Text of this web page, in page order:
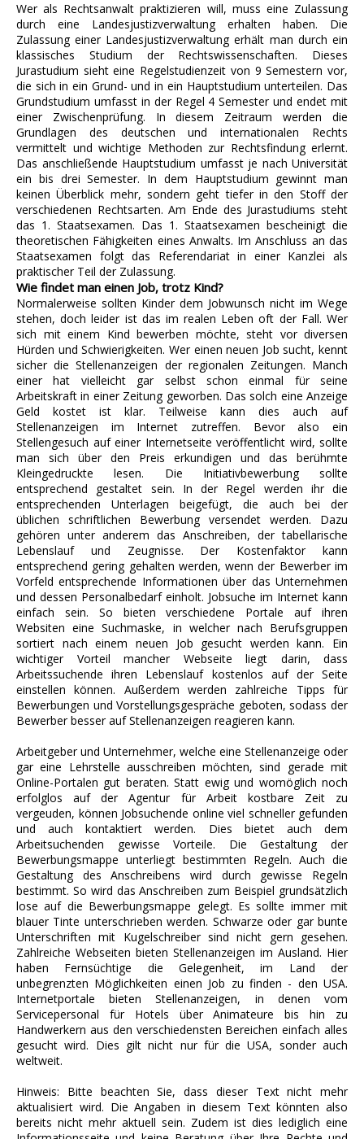
Wer als Rechtsanwalt praktizieren will, muss eine Zulassung
durch eine Landesjustizverwaltung erhalten haben. Die
Zulassung einer Landesjustizverwaltung erhält man durch ein
klassisches Studium der Rechtswissenschaften. Dieses
Jurastudium sieht eine Regelstudienzeit von 9 Semestern vor,
die sich in ein Grund- und in ein Hauptstudium unterteilen. Das
Grundstudium umfasst in der Regel 4 Semester und endet mit
einer Zwischenprüfung. In diesem Zeitraum werden die
Grundlagen des deutschen und internationalen Rechts
vermittelt und wichtige Methoden zur Rechtsfindung erlernt.
Das anschließende Hauptstudium umfasst je nach Universität
ein bis drei Semester. In dem Hauptstudium gewinnt man
keinen Überblick mehr, sondern geht tiefer in den Stoff der
verschiedenen Rechtsarten. Am Ende des Jurastudiums steht
das 1. Staatsexamen. Das 1. Staatsexamen bescheinigt die
theoretischen Fähigkeiten eines Anwalts. Im Anschluss an das
Staatsexamen folgt das Referendariat in einer Kanzlei als
praktischer Teil der Zulassung.
Wie findet man einen Job, trotz Kind?
Normalerweise sollten Kinder dem Jobwunsch nicht im Wege
stehen, doch leider ist das im realen Leben oft der Fall. Wer
sich mit einem Kind bewerben möchte, steht vor diversen
Hürden und Schwierigkeiten. Wer einen neuen Job sucht, kennt
sicher die Stellenanzeigen der regionalen Zeitungen. Manch
einer hat vielleicht gar selbst schon einmal für seine
Arbeitskraft in einer Zeitung geworben. Das solch eine Anzeige
Geld kostet ist klar. Teilweise kann dies auch auf
Stellenanzeigen im Internet zutreffen. Bevor also ein
Stellengesuch auf einer Internetseite veröffentlicht wird, sollte
man sich über den Preis erkundigen und das berühmte
Kleingedruckte lesen. Die Initiativbewerbung sollte
entsprechend gestaltet sein. In der Regel werden ihr die
entsprechenden Unterlagen beigefügt, die auch bei der
üblichen schriftlichen Bewerbung versendet werden. Dazu
gehören unter anderem das Anschreiben, der tabellarische
Lebenslauf und Zeugnisse. Der Kostenfaktor kann
entsprechend gering gehalten werden, wenn der Bewerber im
Vorfeld entsprechende Informationen über das Unternehmen
und dessen Personalbedarf einholt. Jobsuche im Internet kann
einfach sein. So bieten verschiedene Portale auf ihren
Websiten eine Suchmaske, in welcher nach Berufsgruppen
sortiert nach einem neuen Job gesucht werden kann. Ein
wichtiger Vorteil mancher Webseite liegt darin, dass
Arbeitssuchende ihren Lebenslauf kostenlos auf der Seite
einstellen können. Außerdem werden zahlreiche Tipps für
Bewerbungen und Vorstellungsgespräche geboten, sodass der
Bewerber besser auf Stellenanzeigen reagieren kann.
Arbeitgeber und Unternehmer, welche eine Stellenanzeige oder
gar eine Lehrstelle ausschreiben möchten, sind gerade mit
Online-Portalen gut beraten. Statt ewig und womöglich noch
erfolglos auf der Agentur für Arbeit kostbare Zeit zu
vergeuden, können Jobsuchende online viel schneller gefunden
und auch kontaktiert werden. Dies bietet auch dem
Arbeitsuchenden gewisse Vorteile. Die Gestaltung der
Bewerbungsmappe unterliegt bestimmten Regeln. Auch die
Gestaltung des Anschreibens wird durch gewisse Regeln
bestimmt. So wird das Anschreiben zum Beispiel grundsätzlich
lose auf die Bewerbungsmappe gelegt. Es sollte immer mit
blauer Tinte unterschrieben werden. Schwarze oder gar bunte
Unterschriften mit Kugelschreiber sind nicht gern gesehen.
Zahlreiche Webseiten bieten Stellenanzeigen im Ausland. Hier
haben Fernsüchtige die Gelegenheit, im Land der
unbegrenzten Möglichkeiten einen Job zu finden - den USA.
Internetportale bieten Stellenanzeigen, in denen vom
Servicepersonal für Hotels über Animateure bis hin zu
Handwerkern aus den verschiedensten Bereichen einfach alles
gesucht wird. Dies gilt nicht nur für die USA, sonder auch
weltweit.
Hinweis: Bitte beachten Sie, dass dieser Text nicht mehr
aktualisiert wird. Die Angaben in diesem Text könnten also
bereits nicht mehr aktuell sein. Zudem ist dies lediglich eine